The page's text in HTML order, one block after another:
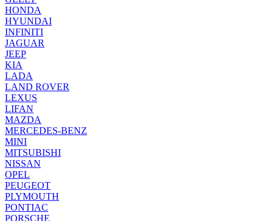
HONDA
HYUNDAI
INFINITI
JAGUAR
JEEP
KIA
LADA
LAND ROVER
LEXUS
LIFAN
MAZDA
MERCEDES-BENZ
MINI
MITSUBISHI
NISSAN
OPEL
PEUGEOT
PLYMOUTH
PONTIAC
PORSCHE